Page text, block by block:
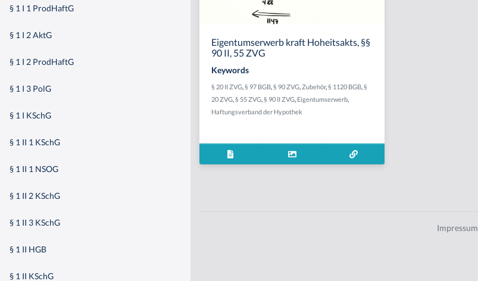
§ 1 I 1 ProdHaftG
§ 1 I 2 AktG
§ 1 I 2 ProdHaftG
§ 1 I 3 PolG
§ 1 I KSchG
§ 1 II 1 KSchG
§ 1 II 1 NSOG
§ 1 II 2 KSchG
§ 1 II 3 KSchG
§ 1 II HGB
§ 1 II KSchG
Eigentumserwerb kraft Hoheitsakts, §§
90 II, 55 ZVG
Keywords
§ 20 II ZVG,§ 97 BGB,§ 90 ZVG,Zubehör,§ 1120 BGB,§
20 ZVG,§ 55 ZVG,§ 90 II ZVG, Eigentumserwerb,
Haftungsverband der Hypothek
Impressum